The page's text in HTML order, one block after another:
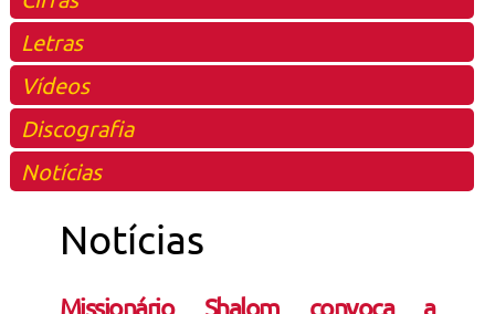
Letras
Vídeos
Discografia
Notícias
Notícias
Missionário Shalom convoca a